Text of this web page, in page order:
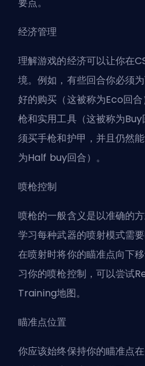
经济管理
理解游戏的经济可以让你在
境。例如，有些回合你必须
好的购买（这被称为Eco回
枪和实用工具（这被称为
须买手枪和护甲，并且仍然
为Half buy回合）。
喷枪控制
喷枪的一般含义是以准确的
学习每种武器的喷射模式需
在喷射时将你的瞄准点向下
习你的喷枪控制，可以尝试
Training地图。
瞄准点位置
你应该始终保持你的瞄准点